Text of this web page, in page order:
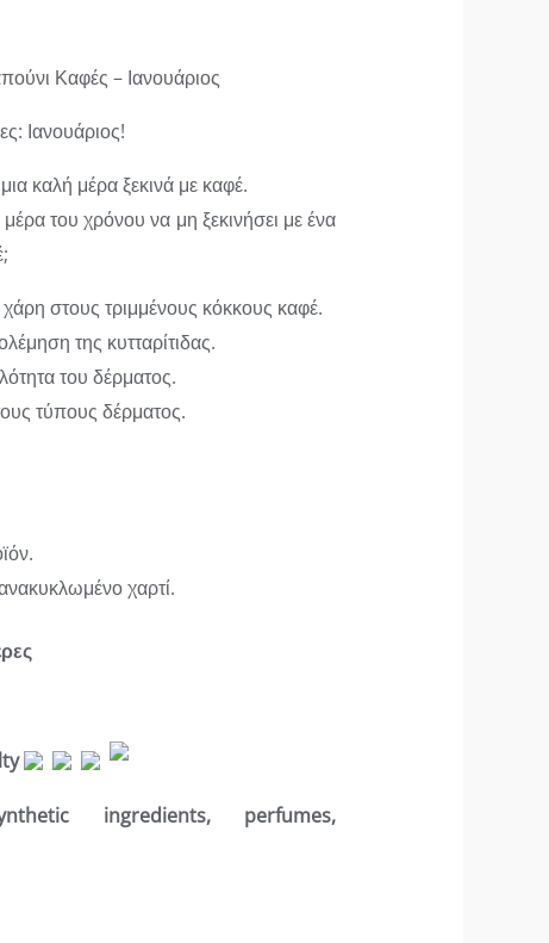
Καφές – Ιανουάριος
Ιανουάριος!
καλή μέρα ξεκινά με καφέ.
του χρόνου να μη ξεκινήσει με ένα
στους τριμμένους κόκκους καφέ.
της κυτταρίτιδας.
του δέρματος.
τύπους δέρματος.
χαρτί.
ingredients, perfumes,